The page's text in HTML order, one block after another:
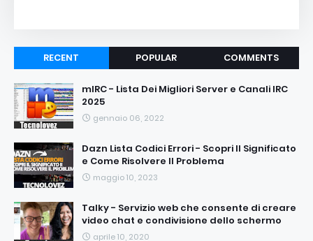
RECENT POPULAR COMMENTS
mIRC - Lista Dei Migliori Server e Canali IRC
2025
gennaio 06, 2022
Dazn Lista Codici Errori - Scopri Il Significato
e Come Risolvere Il Problema
maggio 10, 2023
Talky - Servizio web che consente di creare
video chat e condivisione dello schermo
aprile 10, 2020